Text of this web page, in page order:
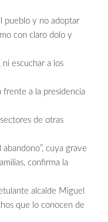
pueblo y no adoptar
con claro dolo y
escuchar a los
a la presidencia
de otras
cuya grave
confirma la
alcalde Miguel
que lo conocen de